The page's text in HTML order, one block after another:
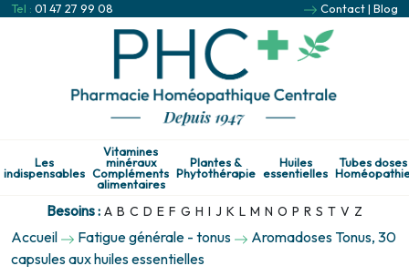
Tel : 01 47 27 99 08 Contact| Blog
Les
indispensables
Vitamines
minéraux
Compléments
alimentaires
Plantes &
Phytothérapie
Huiles
essentielles
Tubes doses
Besoins : A B C D E F G H I J K L M N O P R S T V Z
Accueil Fatigue générale - tonus
Aromadoses Tonus, 30
capsules aux huiles essentielles